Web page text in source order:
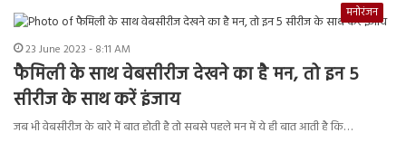
मनोरंजन
23 June 2023 - 8:11 AM
फैमिली के साथ वेबसीरीज देखने का है मन, तो इन 5
सीरीज के साथ करें इंजाय
जब भी वेबसीरीज के बारे में बात होती है तो सबसे पहले मन में ये ही बात आती है कि…